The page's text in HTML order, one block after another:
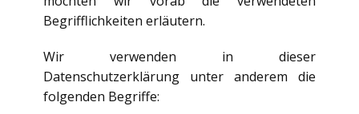
Begrifflichkeiten erläutern.
Wir verwenden in dieser
Datenschutzerklärung unter anderem die
folgenden Begriffe: